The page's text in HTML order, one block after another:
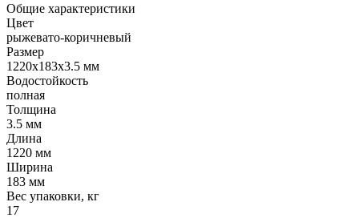
Общие характеристики
Цвет
рыжевато-коричневый
Размер
1220х183х3.5 мм
Водостойкость
полная
Толщина
3.5 мм
Длина
1220 мм
Ширина
183 мм
Вес упаковки, кг
17